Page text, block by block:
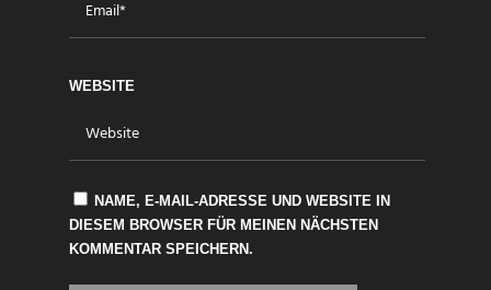
WEBSITE
NAME, E-MAIL-ADRESSE UND WEBSITE IN
DIESEM BROWSER FÜR MEINEN NÄCHSTEN
KOMMENTAR SPEICHERN.